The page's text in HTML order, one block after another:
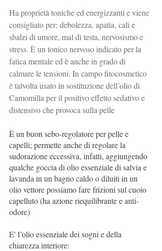
Ha proprietà toniche ed energizzanti e viene
consigliato per: debolezza, apatia, cali e
sbalzi di umore, mal di testa, nervosismo e
stress. È un tonico nervoso indicato per la
fatica mentale ed è anche in grado di
calmare le tensioni. In campo fitocosmetico
è talvolta usato in sostituzione dell’olio di
Camomilla per il positivo effetto sedativo e
distensivo che provoca sulla pelle
È un buon sebo-regolatore per pelle e
capelli; permette anche di regolare la
sudorazione eccessiva, infatti, aggiungendo
qualche goccia di olio essenziale di salvia e
lavanda in un bagno caldo o diluiti in un
olio vettore possiamo fare frizioni sul cuoio
capelluto (ha azione riequilibrante e anti-
odore)
E' l’olio essenziale dei sogni e della
chiarezza interiore: